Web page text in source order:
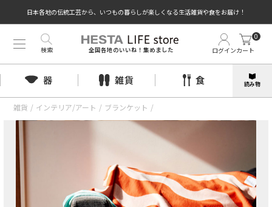
日本各地の伝統工芸から、いつもの暮らしが楽しくなる生活雑貨や食をお届け！
全国各地のいいね！集めました ログインカート
0
検索
器 雑貨 食 読み物
雑貨 / インテリア/アート / ブランケット /